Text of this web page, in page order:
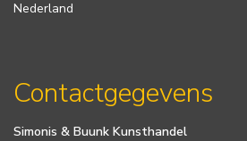
Nederland
Contactgegevens
Simonis & Buunk Kunsthandel